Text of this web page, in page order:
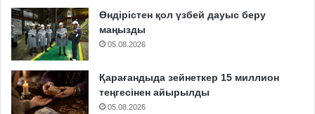
Өндірістен қол үзбей дауыс беру
маңызды
05.08.2026
Қарағандыда зейнеткер 15 миллион
теңгесінен айырылды
05.08.2026